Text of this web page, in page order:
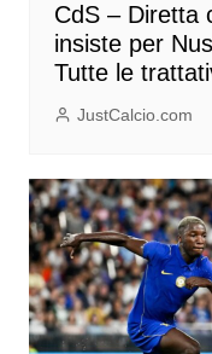
CdS – Diretta
insiste per
Tutte le
JustCalcio.com